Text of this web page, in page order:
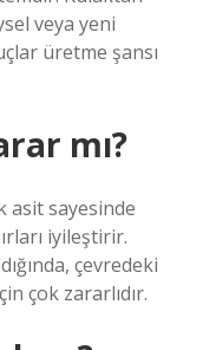
veya yeni
üretme şansı
mı?
asit sayesinde
iyileştirir.
çevredeki
çok zararlıdır.